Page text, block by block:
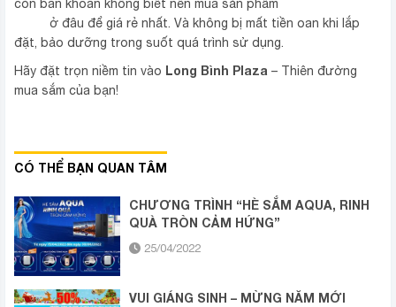
còn băn khoăn không biết nên mua sản phẩm
ở đâu để giá rẻ nhất. Và không bị mất tiền oan khi lắp
đặt, bảo dưỡng trong suốt quá trình sử dụng.
Hãy đặt trọn niềm tin vào Long Bình Plaza – Thiên đường
mua sắm của bạn!
CÓ THỂ BẠN QUAN TÂM
CHƯƠNG TRÌNH “HÈ SẮM AQUA, RINH
QUÀ TRÒN CẢM HỨNG”
25/04/2022
VUI GIÁNG SINH – MỪNG NĂM MỚI